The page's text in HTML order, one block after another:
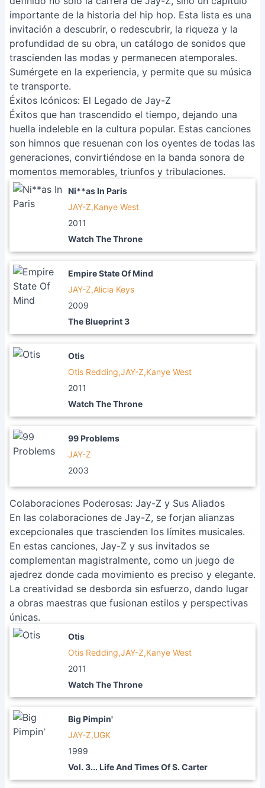
importante de la historia del hip hop. Esta lista es una
invitación a descubrir, o redescubrir, la riqueza y la
profundidad de su obra, un catálogo de sonidos que
trascienden las modas y permanecen atemporales.
Sumérgete en la experiencia, y permite que su música
te transporte.
Éxitos Icónicos: El Legado de Jay-Z
Éxitos que han trascendido el tiempo, dejando una
huella indeleble en la cultura popular. Estas canciones
son himnos que resuenan con los oyentes de todas las
generaciones, convirtiéndose en la banda sonora de
momentos memorables, triunfos y tribulaciones.
Ni**as In Paris
JAY-Z,Kanye West
2011
Watch The Throne
Empire State Of Mind
JAY-Z,Alicia Keys
2009
The Blueprint 3
Otis
Otis Redding,JAY-Z,Kanye West
2011
Watch The Throne
99 Problems
JAY-Z
2003
Colaboraciones Poderosas: Jay-Z y Sus Aliados
En las colaboraciones de Jay-Z, se forjan alianzas
excepcionales que trascienden los límites musicales.
En estas canciones, Jay-Z y sus invitados se
complementan magistralmente, como un juego de
ajedrez donde cada movimiento es preciso y elegante.
La creatividad se desborda sin esfuerzo, dando lugar
a obras maestras que fusionan estilos y perspectivas
únicas.
Otis
Otis Redding,JAY-Z,Kanye West
2011
Watch The Throne
Big Pimpin'
JAY-Z,UGK
1999
Vol. 3... Life And Times Of S. Carter